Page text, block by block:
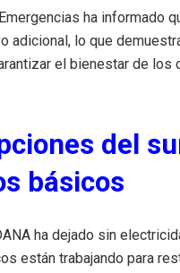
ha informado
adicional, lo que
el bienestar de los
del
básicos
ha dejado sin
están trabajando para